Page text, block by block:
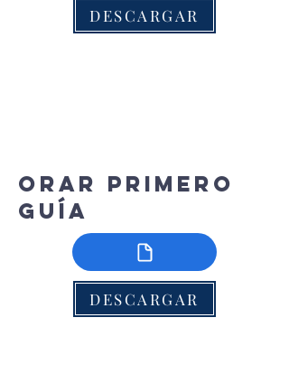
DESCARGAR
Orar primero
guía
DESCARGAR